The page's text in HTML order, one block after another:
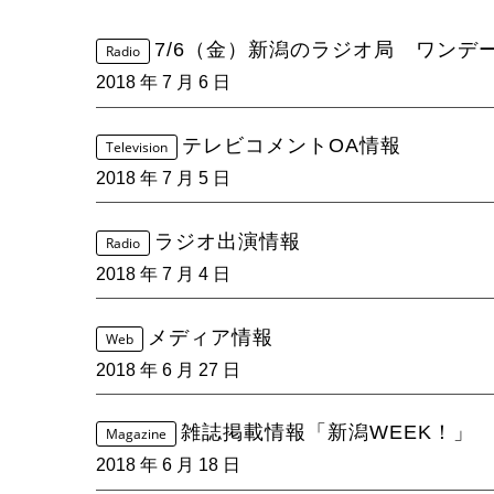
Radio 7/6（金）新潟のラジオ局 ワンデ
2018 年 7 月 6 日
Television テレビコメントOA情報
2018 年 7 月 5 日
Radio ラジオ出演情報
2018 年 7 月 4 日
Web メディア情報
2018 年 6 月 27 日
Magazine 雑誌掲載情報「新潟WEEK！」
2018 年 6 月 18 日